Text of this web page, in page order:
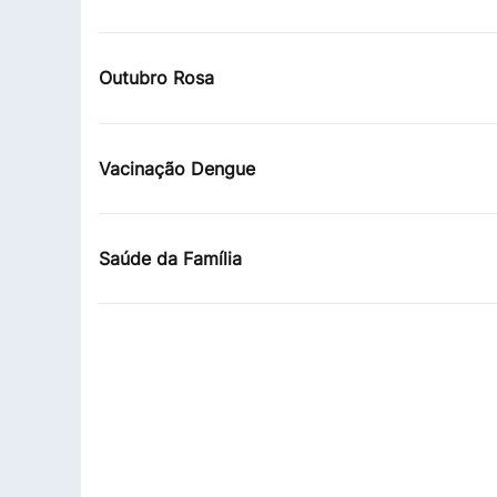
Outubro Rosa
Vacinação Dengue
Saúde da Família